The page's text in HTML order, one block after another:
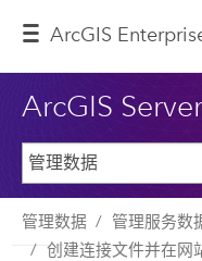
ArcGIS
ArcGIS Server
管理数据 管理服务数
创建连接文件并在网